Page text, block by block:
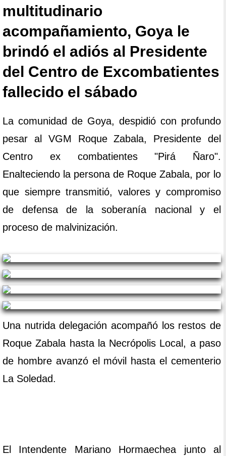
multitudinario
acompañamiento, Goya le
brindó el adiós al Presidente
del Centro de Excombatientes
fallecido el sábado
La comunidad de Goya, despidió con profundo
pesar al VGM Roque Zabala, Presidente del
Centro ex combatientes "Pirá Ñaro".
Enalteciendo la persona de Roque Zabala, por lo
que siempre transmitió, valores y compromiso
de defensa de la soberanía nacional y el
proceso de malvinización.
Una nutrida delegación acompañó los restos de
Roque Zabala hasta la Necrópolis Local, a paso
de hombre avanzó el móvil hasta el cementerio
La Soledad.
El Intendente Mariano Hormaechea junto al